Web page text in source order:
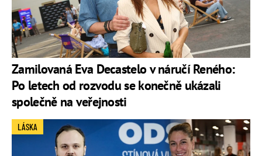
Zamilovaná Eva Decastelo v náručí Reného:
Po letech od rozvodu se konečně ukázali
společně na veřejnosti
LÁSKA